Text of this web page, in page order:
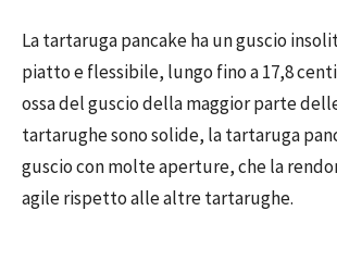
La tartaruga pancake ha un guscio
piatto e flessibile, lungo fino a 17,8
ossa del guscio della maggior parte
tartarughe sono solide, la tartaruga
guscio con molte aperture, che la
agile rispetto alle altre tartarughe.